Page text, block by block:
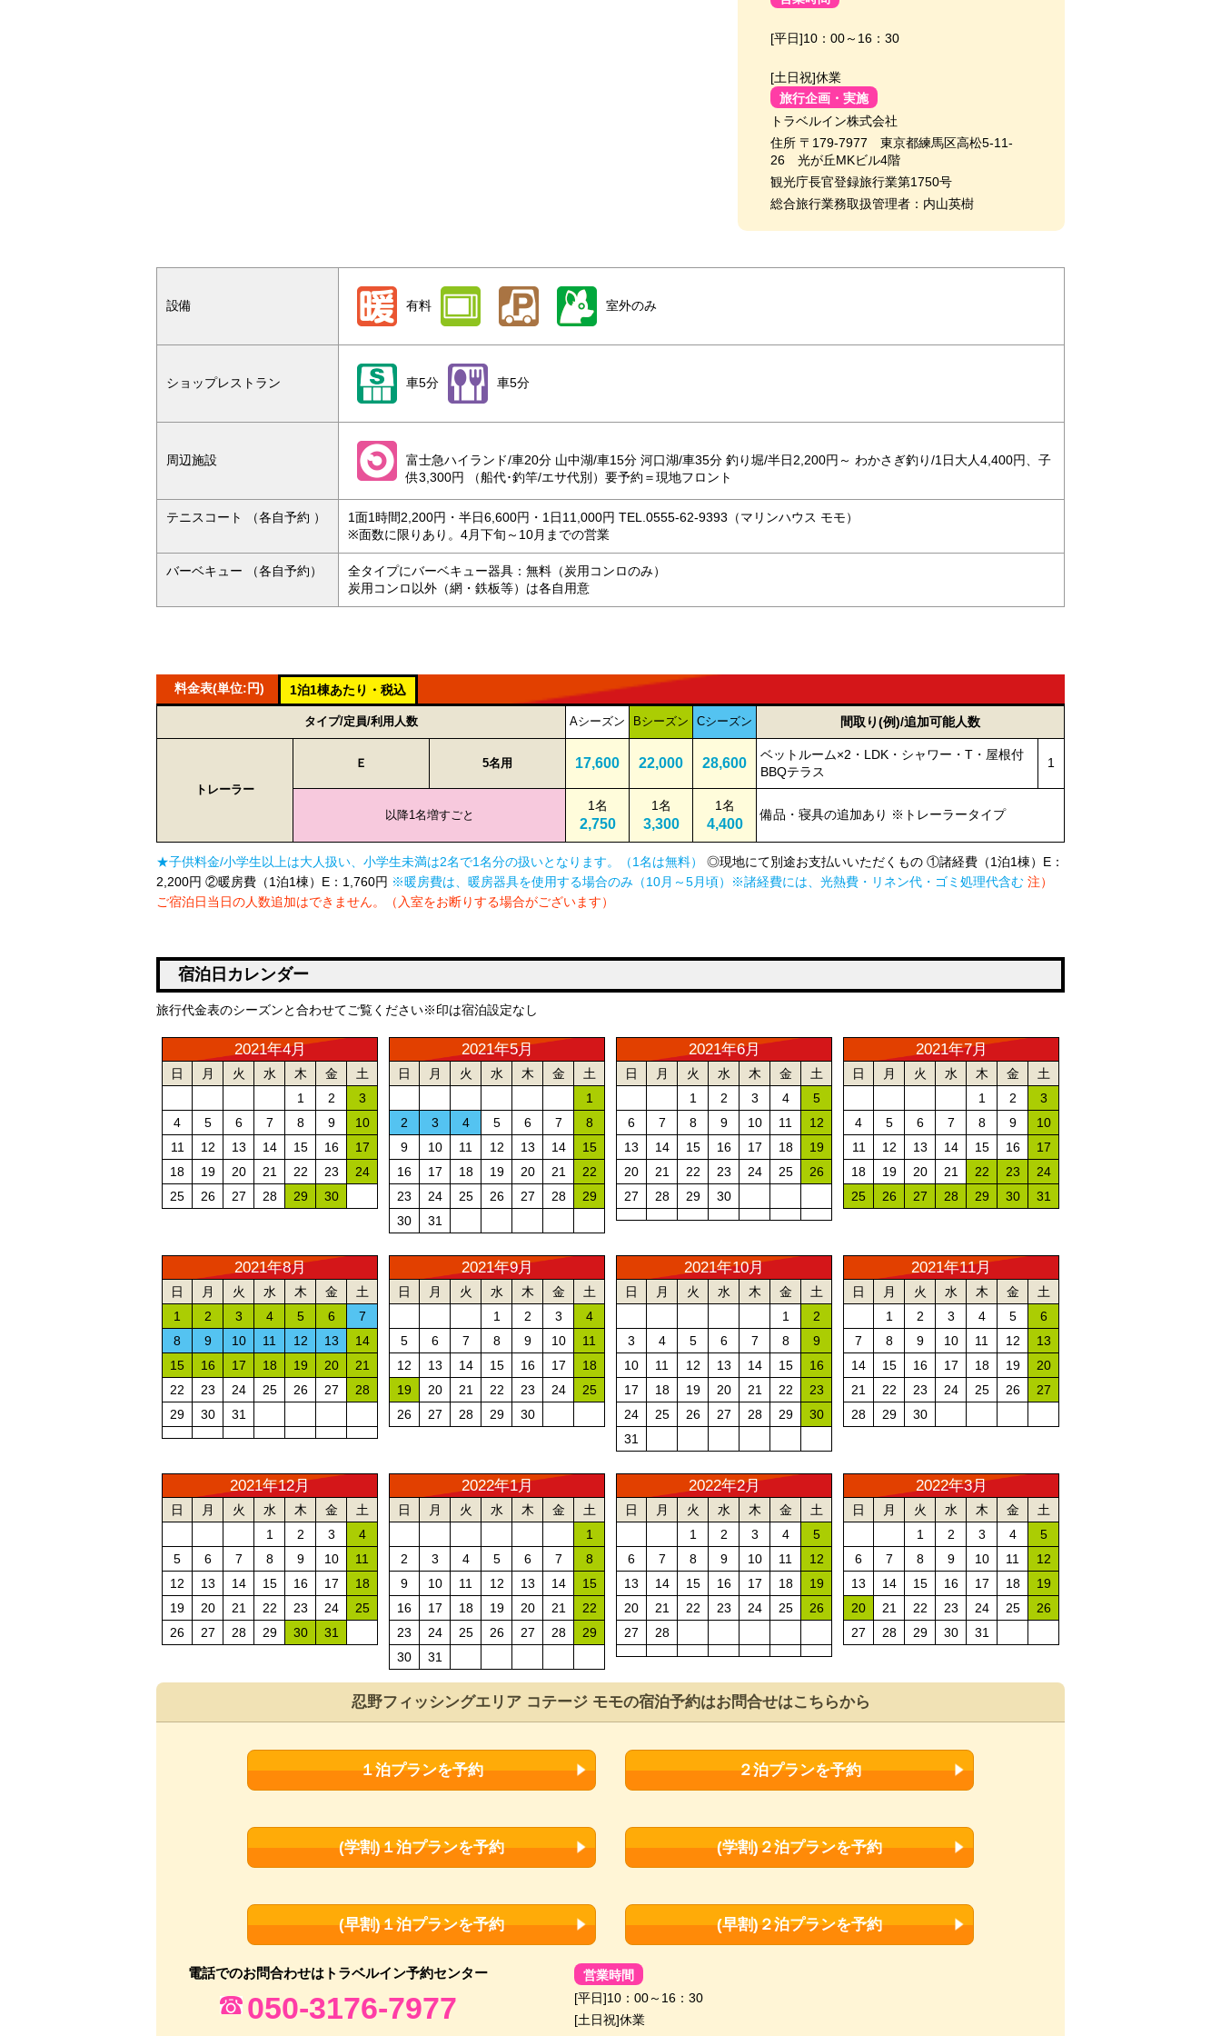
[平日]10：00～16：30
[土日祝]休業
旅行企画・実施
トラベルイン株式会社
住所 〒179-7977 東京都練馬区高松5-11-
26 光が丘MKビル4階
観光庁長官登録旅行業第1750号
総合旅行業務取扱管理者：内山英樹
設備 有料 室外のみ
ショップレストラン 車5分 車5分
周辺施設
富士急ハイランド/車20分 山中湖/車15分 河口湖/車35分 釣り堀/半日2,200円～ わかさぎ釣り/1日大人4,400円、子
供3,300円 （船代･釣竿/エサ代別）要予約＝現地フロント
テニスコート （各自予約 ）
1面1時間2,200円・半日6,600円・1日11,000円 TEL.0555-62-9393（マリンハウス モモ）
※面数に限りあり。4月下旬～10月までの営業
バーベキュー （各自予約）
全タイプにバーベキュー器具：無料（炭用コンロのみ）
炭用コンロ以外（網・鉄板等）は各自用意
料金表(単位:円) 1泊1棟あたり・税込
タイプ/定員/利用人数 Aシーズン Bシーズン Cシーズン 間取り(例)/追加可能人数
トレーラー
Ｅ 5名用 17,600 22,000 28,600
ベットルーム×2・LDK・シャワー・T・屋根付
BBQテラス
1
以降1名増すごと
1名
2,750
1名
3,300
1名
4,400
備品・寝具の追加あり ※トレーラータイプ
★子供料金/小学生以上は大人扱い、小学生未満は2名で1名分の扱いとなります。（1名は無料）
◎現地にて別途お支払いいただくもの ①諸経費（1泊1棟）E：
2,200円 ②暖房費（1泊1棟）E：1,760円 ※暖房費は、暖房器具を使用する場合のみ（10月～5月頃）※諸経費には、光熱費・リネン代・ゴミ処理代含む 注）
ご宿泊日当日の人数追加はできません。（入室をお断りする場合がございます）
宿泊日カレンダー
旅行代金表のシーズンと合わせてご覧ください※印は宿泊設定なし
2021年4月
日 月 火 水 木 金
土
1
2
3
4
5 6 7 8 9
10
11
12 13 14 15 16
17
18
19 20 21 22 23
24
25
26 27 28 29 30
2021年5月
日 月 火 水 木 金
土
1
2
3 4 5 6 7
8
9
10 11 12 13 14
15
16
17 18 19 20 21
22
23
24 25 26 27 28
29
30
31
2021年6月
日 月 火 水 木 金
土
1
2 3 4
5
6
7 8 9 10 11
12
13
14 15 16 17 18
19
20
21 22 23 24 25
26
27
28 29 30
2021年7月
日 月 火 水 木 金
土
1
2
3
4
5 6 7 8 9
10
11
12 13 14 15 16
17
18
19 20 21 22 23
24
25
26 27 28 29 30 31
2021年8月
日 月 火 水 木 金
土
1
2 3 4 5 6
7
8
9 10 11 12 13
14
15
16 17 18 19 20
21
22
23 24 25 26 27
28
29
30 31
2021年9月
日 月 火 水 木 金
土
1
2 3
4
5
6 7 8 9 10
11
12
13 14 15 16 17
18
19
20 21 22 23 24
25
26
27 28 29 30
2021年10月
日 月 火 水 木 金
土
1
2
3
4 5 6 7 8
9
10
11 12 13 14 15
16
17
18 19 20 21 22
23
24
25 26 27 28 29
30
31
2021年11月
日 月 火 水 木 金
土
1
2 3 4 5
6
7
8 9 10 11 12
13
14
15 16 17 18 19
20
21
22 23 24 25 26
27
28
29 30
2021年12月
日 月 火 水 木 金
土
1
2 3
4
5
6 7 8 9 10
11
12
13 14 15 16 17
18
19
20 21 22 23 24
25
26
27 28 29 30 31
2022年1月
日 月 火 水 木 金
土
1
2
3 4 5 6 7
8
9
10 11 12 13 14
15
16
17 18 19 20 21
22
23
24 25 26 27 28
29
30
31
2022年2月
日 月 火 水 木 金
土
1
2 3 4
5
6
7 8 9 10 11
12
13
14 15 16 17 18
19
20
21 22 23 24 25
26
27
28
2022年3月
日 月 火 水 木 金
土
1
2 3 4
5
6
7 8 9 10 11
12
13
14 15 16 17 18
19
20
21 22 23 24 25
26
27
28 29 30 31
忍野フィッシングエリア コテージ モモの宿泊予約はお問合せはこちらから
１泊プランを予約 ２泊プランを予約
(学割)１泊プランを予約 (学割)２泊プランを予約
(早割)１泊プランを予約 (早割)２泊プランを予約
電話でのお問合わせは トラベルイン予約センター
050-3176-7977
営業時間
[平日]10：00～16：30
[土日祝]休業